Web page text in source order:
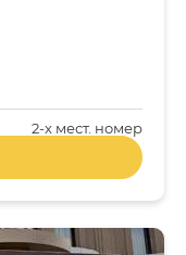
2-x мест. номер